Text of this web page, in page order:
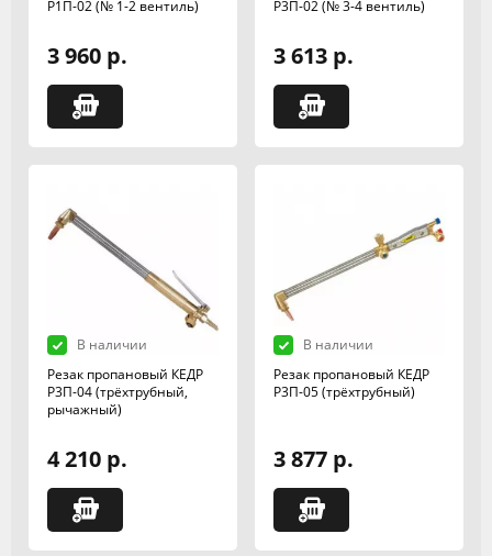
Р1П-02 (№ 1-2 вентиль)
3 960 р.
Р3П-02 (№ 3-4 вентиль)
3 613 р.
В наличии
Резак пропановый КЕДР
Р3П-04 (трёхтрубный,
рычажный)
4 210 р.
В наличии
Резак пропановый КЕДР
Р3П-05 (трёхтрубный)
3 877 р.